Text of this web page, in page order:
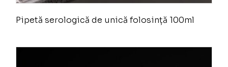
Pipetă serologică de unică folosință 100ml